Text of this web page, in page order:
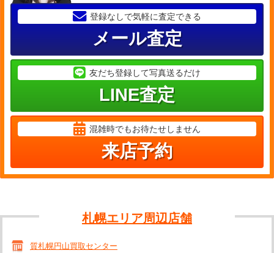
登録なしで気軽に査定できる
メール査定
友だち登録して写真送るだけ
LINE査定
混雑時でもお待たせしません
来店予約
札幌エリア周辺店舗
質札幌円山買取センター